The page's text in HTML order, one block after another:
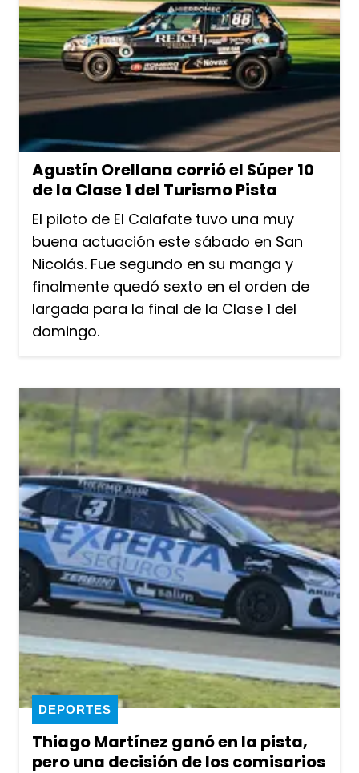
Agustín Orellana corrió el Súper 10
de la Clase 1 del Turismo Pista
El piloto de El Calafate tuvo una muy
buena actuación este sábado en San
Nicolás. Fue segundo en su manga y
finalmente quedó sexto en el orden de
largada para la final de la Clase 1 del
domingo.
Thiago Martínez ganó en la pista,
pero una decisión de los comisarios
DEPORTES